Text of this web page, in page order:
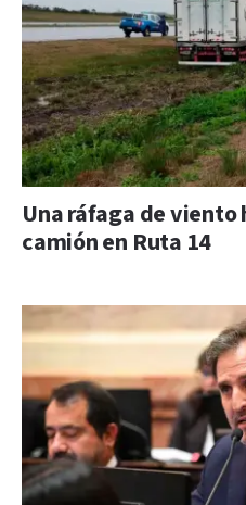
Una ráfaga de viento
camión en Ruta 14